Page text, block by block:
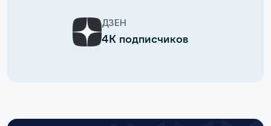
ДЗЕН
4К подписчиков